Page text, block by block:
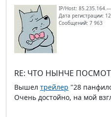
IP/Host: 85.235.164.---
Дата регистрации:
Сообщений: 7 963
RE: ЧТО НЫНЧЕ
Вышел трейлер "28
Очень достойно, на мой